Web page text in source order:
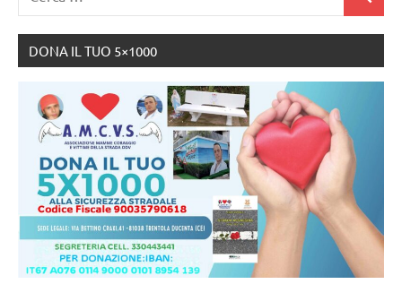
per:
Cerca
DONA IL TUO 5×1000